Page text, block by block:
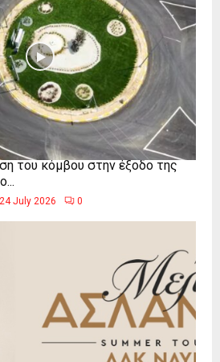
του κόμβου στην έξοδο της
24 July 2026 0